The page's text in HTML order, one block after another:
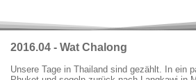
2016.04 - Wat Chalong
Unsere Tage in Thailand sind gezählt. In ein